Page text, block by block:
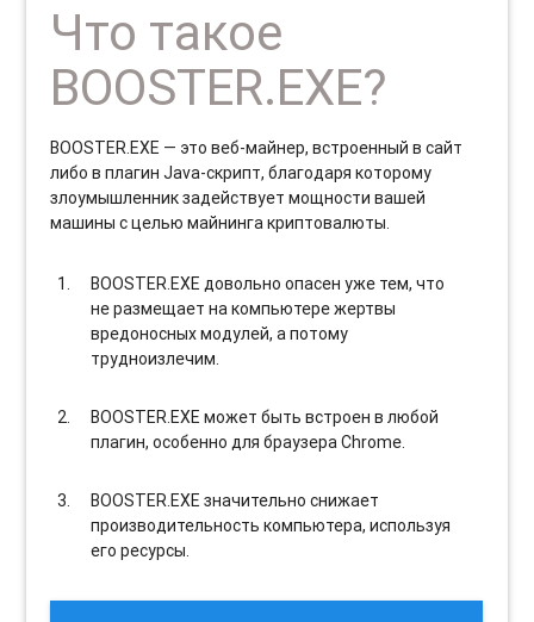
Что такое
BOOSTER.EXE?
BOOSTER.EXE — это веб-майнер, встроенный в сайт
либо в плагин Java-скрипт, благодаря которому
злоумышленник задействует мощности вашей
машины с целью майнинга криптовалюты.
BOOSTER.EXE довольно опасен уже тем, что
не размещает на компьютере жертвы
вредоносных модулей, а потому
трудноизлечим.
BOOSTER.EXE может быть встроен в любой
плагин, особенно для браузера Chrome.
BOOSTER.EXE значительно снижает
производительность компьютера, используя
его ресурсы.